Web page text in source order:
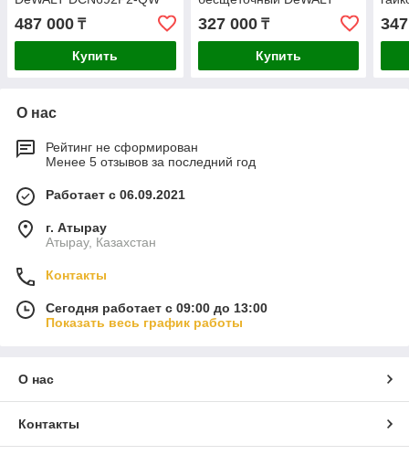
487 000 ₸
Купить
DCF892P2T-QW
327 000₸
Купить
О нас
Рейтинг не сформирован
Менее 5 отзывов за последний год
Работает с 06.09.2021
г. Атырау
Атырау, Казахстан
Контакты
Сегодня работает с 09:00 до 13:00
Показать весь график работы
О нас
Контакты